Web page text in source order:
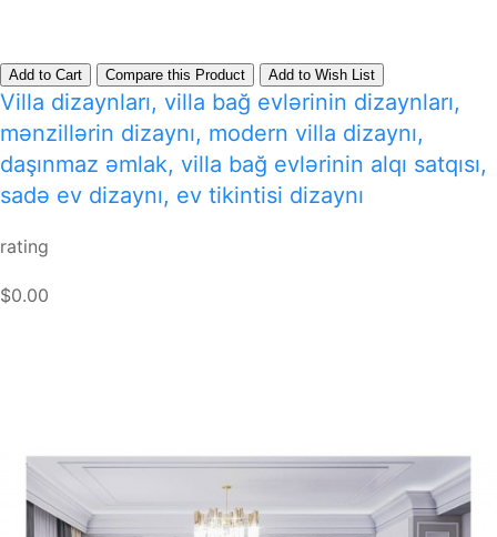
Add to Cart Compare this Product Add to Wish List
Villa dizaynları, villa bağ evlərinin dizaynları,
mənzillərin dizaynı, modern villa dizaynı,
daşınmaz əmlak, villa bağ evlərinin alqı satqısı,
sadə ev dizaynı, ev tikintisi dizaynı
rating
$0.00